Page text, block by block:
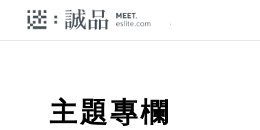
主題專欄